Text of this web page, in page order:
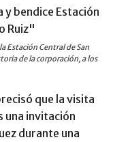
Estación Central de San
de la corporación, a los
que la visita
una invitación
durante una